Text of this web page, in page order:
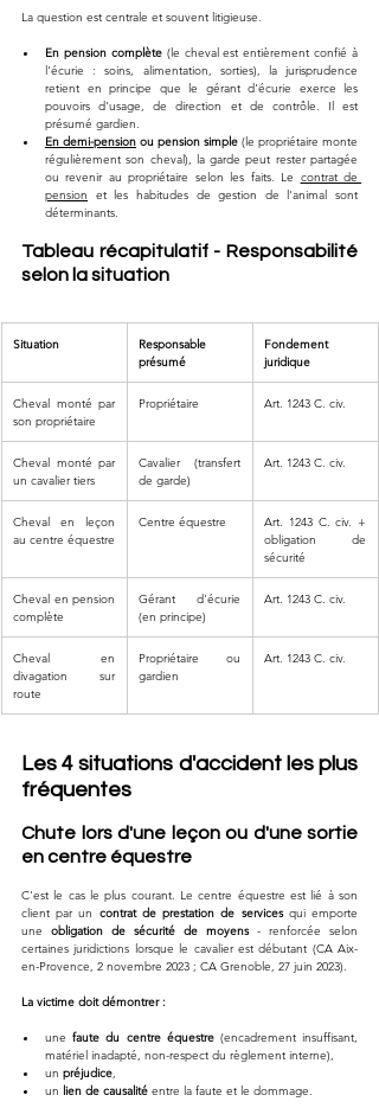
La question est centrale et souvent litigieuse.
En pension complète (le cheval est entièrement confié à
l'écurie : soins, alimentation, sorties), la jurisprudence
retient en principe que le gérant d'écurie exerce les
pouvoirs d'usage, de direction et de contrôle. Il est
présumé gardien.
En demi-pension ou pension simple (le propriétaire monte
régulièrement son cheval), la garde peut rester partagée
ou revenir au propriétaire selon les faits. Le contrat de
pension et les habitudes de gestion de l'animal sont
déterminants.
Tableau récapitulatif - Responsabilité
selon la situation
Situation
Responsable
présumé
Fondement
juridique
Cheval monté par
son propriétaire
Propriétaire Art. 1243 C. civ.
Cheval monté par
un cavalier tiers
Cavalier (transfert
de garde)
Art. 1243 C. civ.
Cheval en leçon
au centre équestre
Centre équestre
Art. 1243 C. civ. +
obligation de
sécurité
Cheval en pension
complète
Gérant d'écurie
(en principe)
Art. 1243 C. civ.
Cheval en
divagation sur
route
Propriétaire ou
gardien
Art. 1243 C. civ.
Les 4 situations d'accident les plus
fréquentes
Chute lors d'une leçon ou d'une sortie
en centre équestre
C'est le cas le plus courant. Le centre équestre est lié à son
client par un contrat de prestation de services qui emporte
une obligation de sécurité de moyens - renforcée selon
certaines juridictions lorsque le cavalier est débutant (CA Aix-
en-Provence, 2 novembre 2023 ; CA Grenoble, 27 juin 2023).
La victime doit démontrer :
une faute du centre équestre (encadrement insuffisant,
matériel inadapté, non-respect du règlement interne),
un préjudice,
un lien de causalité entre la faute et le dommage.